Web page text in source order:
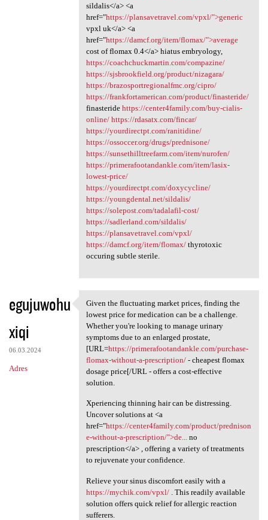
sildalis</a> <a
href="https://plansavetravel.com/vpxl/">generic
vpxl uk</a> <a
href="https://damcf.org/item/flomax/">average
cost of flomax 0.4</a> hiatus embryology,
https://coachchuckmartin.com/compazine/
https://sjsbrookfield.org/product/nizagara/
https://brazosportregionalfmc.org/cipro/
https://frankfortamerican.com/product/finasteride/
finasteride https://center4family.com/buy-cialis-
online/ https://rdasatx.com/fincar/
https://yourdirectpt.com/ranitidine/
https://ossoccer.org/drugs/prednisone/
https://sunsethilltreefarm.com/item/nurofen/
https://primerafootandankle.com/item/lasix-
lowest-price/
https://yourdirectpt.com/doxycycline/
https://youngdental.net/sildalis/
https://solepost.com/tadalafil-cost/
https://sadlerland.com/sildalis/
https://plansavetravel.com/vpxl/
https://damcf.org/item/flomax/thyrotoxic
occuring subtle sterile.
egujuwohu
xiqi
06.03.2024
Adres
Given the fluctuating market
Given the fluctuating market prices, finding the
lowest price for medication can be a challenge.
Whether you're looking to manage urinary
symptoms due to an enlarged prostate,
[URL=https://primerafootandankle.com/purchase-
flomax-without-a-prescription/- cheapest flomax
dosage price[/URL - offers a cost-effective
solution.
Xperiencing thinning hair can be distressing.
Uncover solutions at <a
href="https://center4family.com/product/prednison
e-without-a-prescription/">de...no
prescription</a> , offering a variety of treatments
to rejuvenate your confidence.
Relieve your sinus discomfort easily with a
https://mychik.com/vpxl/. This readily available
solution offers quick relief for allergic reaction
sufferers.